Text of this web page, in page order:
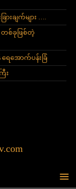
ျက်များ ….
တစ်ခုဖြစ်တဲ့
အောက်ပန်းခြံ
း